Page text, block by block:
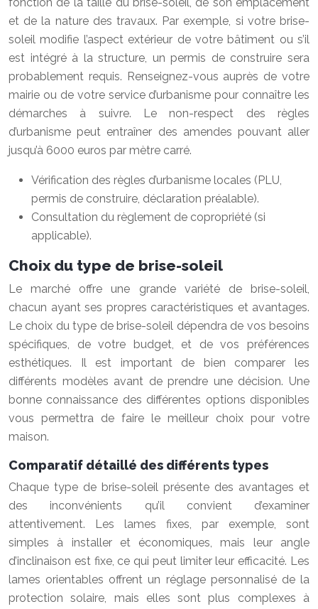
et de la nature des travaux. Par exemple, si votre brise-
soleil modifie l’aspect extérieur de votre bâtiment ou s’il
est intégré à la structure, un permis de construire sera
probablement requis. Renseignez-vous auprès de votre
mairie ou de votre service d’urbanisme pour connaître les
démarches à suivre. Le non-respect des règles
d’urbanisme peut entraîner des amendes pouvant aller
jusqu’à 6000 euros par mètre carré.
Vérification des règles d’urbanisme locales (PLU,
permis de construire, déclaration préalable).
Consultation du règlement de copropriété (si
applicable).
Choix du type de brise-soleil
Le marché offre une grande variété de brise-soleil,
chacun ayant ses propres caractéristiques et avantages.
Le choix du type de brise-soleil dépendra de vos besoins
spécifiques, de votre budget, et de vos préférences
esthétiques. Il est important de bien comparer les
différents modèles avant de prendre une décision. Une
bonne connaissance des différentes options disponibles
vous permettra de faire le meilleur choix pour votre
maison.
Comparatif détaillé des différents types
Chaque type de brise-soleil présente des avantages et
des inconvénients qu’il convient d’examiner
attentivement. Les lames fixes, par exemple, sont
simples à installer et économiques, mais leur angle
d’inclinaison est fixe, ce qui peut limiter leur efficacité. Les
lames orientables offrent un réglage personnalisé de la
protection solaire, mais elles sont plus complexes à